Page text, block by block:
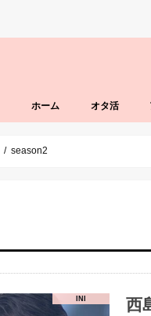
ホーム オタ活
season2
INI
西